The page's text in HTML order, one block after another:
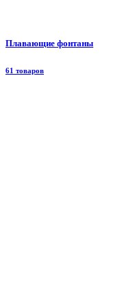
Плавающие фонтаны
61 товаров